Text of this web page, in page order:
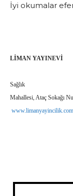
İyi okumalar
LİMAN YAYINEVİ
Sağlık
Mahallesi, Ataç Sokağı
www.limanyayincilik.com